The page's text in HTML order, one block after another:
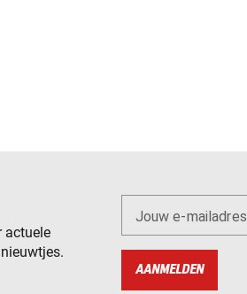
actuele
Jouw e-mailadres
AANMELDEN